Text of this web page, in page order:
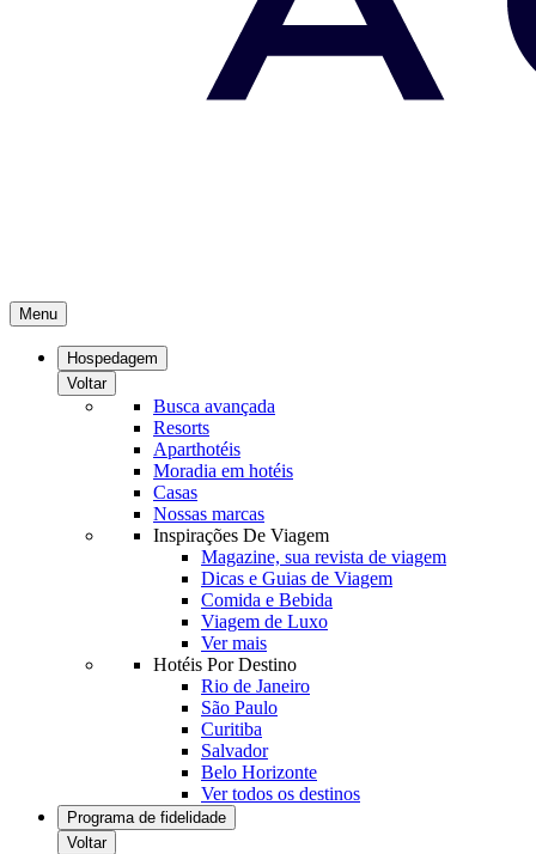
Menu
Hospedagem
Voltar
Busca avançada
Resorts
Aparthotéis
Moradia em hotéis
Casas
Nossas marcas
Inspirações De Viagem
Magazine, sua revista de viagem
Dicas e Guias de Viagem
Comida e Bebida
Viagem de Luxo
Ver mais
Hotéis Por Destino
Rio de Janeiro
São Paulo
Curitiba
Salvador
Belo Horizonte
Ver todos os destinos
Programa de fidelidade
Voltar